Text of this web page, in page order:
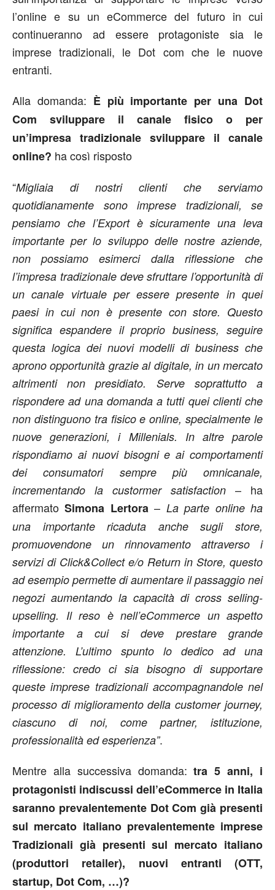
l’online e su un eCommerce del futuro in cui
continueranno ad essere protagoniste sia le
imprese tradizionali, le Dot com che le nuove
entranti.
Alla domanda: È più importante per una Dot
Com sviluppare il canale fisico o per
un’impresa tradizionale sviluppare il canale
online? ha così risposto
“Migliaia di nostri clienti che serviamo
quotidianamente sono imprese tradizionali, se
pensiamo che l’Export è sicuramente una leva
importante per lo sviluppo delle nostre aziende,
non possiamo esimerci dalla riflessione che
l’impresa tradizionale deve sfruttare l’opportunità di
un canale virtuale per essere presente in quei
paesi in cui non è presente con store. Questo
significa espandere il proprio business, seguire
questa logica dei nuovi modelli di business che
aprono opportunità grazie al digitale, in un mercato
altrimenti non presidiato. Serve soprattutto a
rispondere ad una domanda a tutti quei clienti che
non distinguono tra fisico e online, specialmente le
nuove generazioni, i Millenials. In altre parole
rispondiamo ai nuovi bisogni e ai comportamenti
dei consumatori sempre più omnicanale,
incrementando la custormer satisfaction – ha
affermatoSimona Lertora – La parte online ha
una importante ricaduta anche sugli store,
promuovendone un rinnovamento attraverso i
servizi di Click&Collect e/o Return in Store, questo
ad esempio permette di aumentare il passaggio nei
negozi aumentando la capacità di cross selling-
upselling. Il reso è nell’eCommerce un aspetto
importante a cui si deve prestare grande
attenzione. L’ultimo spunto lo dedico ad una
riflessione: credo ci sia bisogno di supportare
queste imprese tradizionali accompagnandole nel
processo di miglioramento della customer journey,
ciascuno di noi, come partner, istituzione,
professionalità ed esperienza”.
Mentre alla successiva domanda:tra 5 anni, i
protagonisti indiscussi dell’eCommerce in Italia
saranno prevalentemente Dot Com già presenti
sul mercato italiano prevalentemente imprese
Tradizionali già presenti sul mercato italiano
(produttori retailer), nuovi entranti (OTT,
startup, Dot Com, …)?